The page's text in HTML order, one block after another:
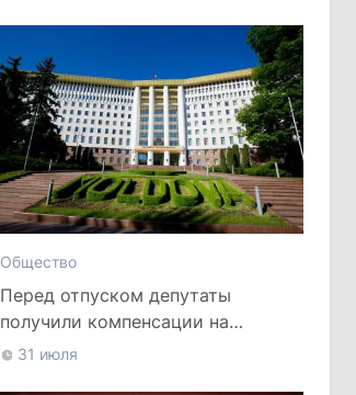
Общество
Перед отпуском депутаты
получили компенсации на
лечение
31 июля